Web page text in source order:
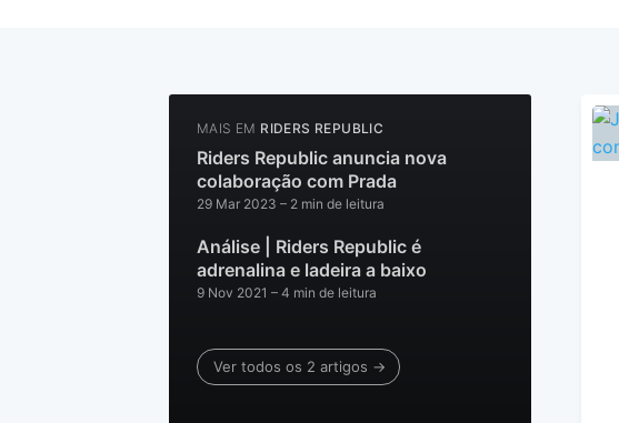
MAIS EM RIDERS REPUBLIC
Riders Republic anuncia nova
colaboração com Prada
29 Mar 2023 – 2 min de leitura
Análise | Riders Republic é
adrenalina e ladeira a baixo
9 Nov 2021 – 4 min de leitura
Ver todos os 2 artigos →